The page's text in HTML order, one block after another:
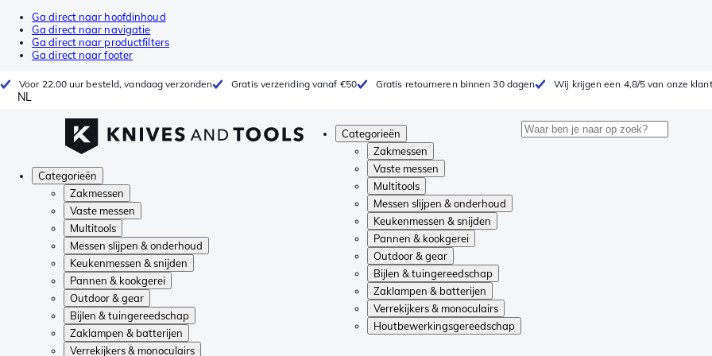
Ga direct naar hoofdinhoud
Ga direct naar navigatie
Ga direct naar productfilters
Ga direct naar footer
Voor 22.00 uur besteld, vandaag verzonden Gratis verzending vanaf €50 Gratis retourneren binnen 30 dagen Wij krijgen een 4,8/5 van onze
NL
Categorieën
Zakmessen
Vaste messen
Multitools
Messen slijpen & onderhoud
Keukenmessen & snijden
Pannen & kookgerei
Outdoor & gear
Bijlen & tuingereedschap
Zaklampen & batterijen
Verrekijkers & monoculairs
Houtbewerkingsgereedschap
Categorieën
Zakmessen
Vaste messen
Multitools
Messen slijpen & onderhoud
Keukenmessen & snijden
Pannen & kookgerei
Outdoor & gear
Bijlen & tuingereedschap
Zaklampen & batterijen
Verrekijkers & monoculairs